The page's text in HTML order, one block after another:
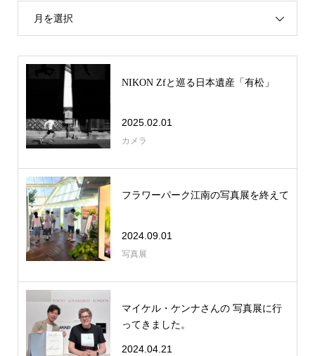
月を選択
NIKON Zfと巡る日本遺産「有松」
2025.02.01
カメラ
フラワーパーク江南の写真展を終えて
2024.09.01
写真展
マイケル・ケンナさんの 写真展に行
ってきました。
2024.04.21